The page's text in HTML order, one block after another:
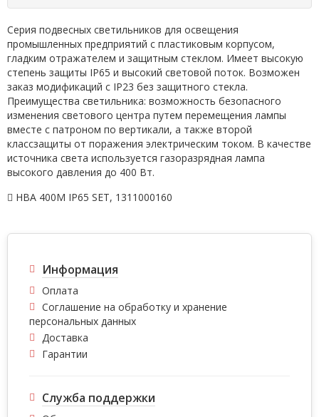
Серия подвесных светильников для освещения
промышленных предприятий с пластиковым корпусом,
гладким отражателем и защитным стеклом. Имеет высокую
степень защиты IP65 и высокий световой поток. Возможен
заказ модификаций с IP23 без защитного стекла.
Преимущества светильника: возможность безопасного
изменения светового центра путем перемещения лампы
вместе с патроном по вертикали, а также второй
класcзащиты от поражения электрическим током. В качестве
источника света используется газоразрядная лампа
высокого давления до 400 Вт.
HBA 400M IP65 SET, 1311000160
Информация
Оплата
Соглашение на обработку и хранение
персональных данных
Доставка
Гарантии
Служба поддержки